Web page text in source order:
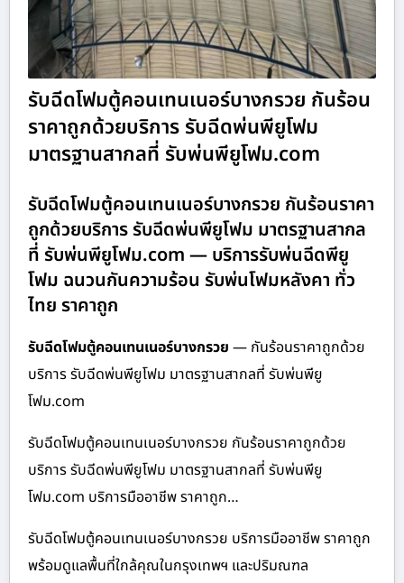
รับฉีดโฟมตู้คอนเทนเนอร์บางกรวย กันร้อน
ราคาถูกด้วยบริการ รับฉีดพ่นพียูโฟม
มาตรฐานสากลที่ รับพ่นพียูโฟม.com
รับฉีดโฟมตู้คอนเทนเนอร์บางกรวย กันร้อนราคา
ถูกด้วยบริการ รับฉีดพ่นพียูโฟม มาตรฐานสากล
ที่ รับพ่นพียูโฟม.com — บริการรับพ่นฉีดพียู
โฟม ฉนวนกันความร้อน รับพ่นโฟมหลังคา ทั่ว
ไทย ราคาถูก
รับฉีดโฟมตู้คอนเทนเนอร์บางกรวย — กันร้อนราคาถูกด้วย
บริการ รับฉีดพ่นพียูโฟม มาตรฐานสากลที่ รับพ่นพียู
โฟม.com
รับฉีดโฟมตู้คอนเทนเนอร์บางกรวย กันร้อนราคาถูกด้วย
บริการ รับฉีดพ่นพียูโฟม มาตรฐานสากลที่ รับพ่นพียู
โฟม.com บริการมืออาชีพ ราคาถูก…
รับฉีดโฟมตู้คอนเทนเนอร์บางกรวย บริการมืออาชีพ ราคาถูก
พร้อมดูแลพื้นที่ใกล้คุณในกรุงเทพฯ และปริมณฑล